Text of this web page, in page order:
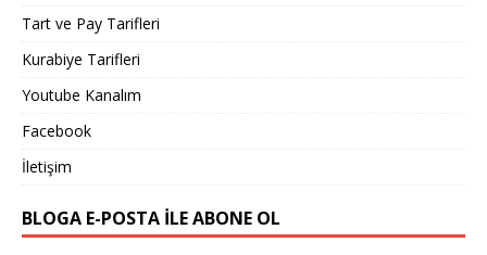
Tart ve Pay Tarifleri
Kurabiye Tarifleri
Youtube Kanalım
Facebook
İletişim
BLOGA E-POSTA ILE ABONE OL